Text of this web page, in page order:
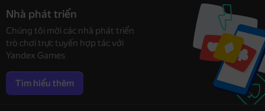
Nhà phát triển
Chúng tôi mời các nhà phát triển
trò chơi trực tuyến hợp tác với
Yandex Games
Tìm hiểu thêm